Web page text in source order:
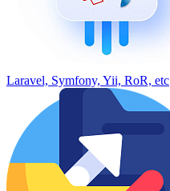
Laravel, Symfony, Yii, RoR, etc